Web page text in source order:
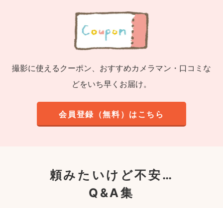
撮影に使えるクーポン、おすすめカメラマン・口コミな
どをいち早くお届け。
会員登録（無料）はこちら
頼みたいけど不安…
Q&A集